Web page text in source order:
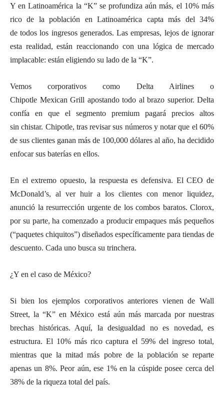
Y en Latinoamérica la “K” se profundiza aún más, el 10% más
rico de la población en Latinoamérica capta más del 34%
de todos los ingresos generados. Las empresas, lejos de ignorar
esta realidad, están reaccionando con una lógica de mercado
implacable: están eligiendo su lado de la “K”.
Vemos corporativos como Delta Airlines o
Chipotle Mexican Grill apostando todo al brazo superior. Delta
confía en que el segmento premium pagará precios altos
sin chistar. Chipotle, tras revisar sus números y notar que el 60%
de sus clientes ganan más de 100,000 dólares al año, ha decidido
enfocar sus baterías en ellos.
En el extremo opuesto, la respuesta es defensiva. El CEO de
McDonald’s, al ver huir a los clientes con menor liquidez,
anunció la resurrección urgente de los combos baratos. Clorox,
por su parte, ha comenzado a producir empaques más pequeños
(“paquetes chiquitos”) diseñados específicamente para tiendas de
descuento. Cada uno busca su trinchera.
¿Y en el caso de México?
Si bien los ejemplos corporativos anteriores vienen de Wall
Street, la “K” en México está aún más marcada por nuestras
brechas históricas. Aquí, la desigualdad no es novedad, es
estructura. El 10% más rico captura el 59% del ingreso total,
mientras que la mitad más pobre de la población se reparte
apenas un 8%. Peor aún, ese 1% en la cúspide posee cerca del
38% de la riqueza total del país.